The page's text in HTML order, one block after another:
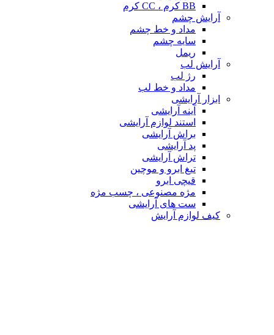
BB کرم ، CC کرم
آرایش چشم
مداد و خط چشم
سایه چشم
ریمل
آرایش لب
رژ لب
مداد و خط لب
ابزار آرایشی
آینه آرایشی
استند لوازم آرایشی
براش آرایشی
پد آرایشی
تراش آرایشی
تیغ ابرو و موچین
قیچی ابرو
مژه مصنوعی ، چسب مژه
ست های آرایشی
کیف لوازم آرایش